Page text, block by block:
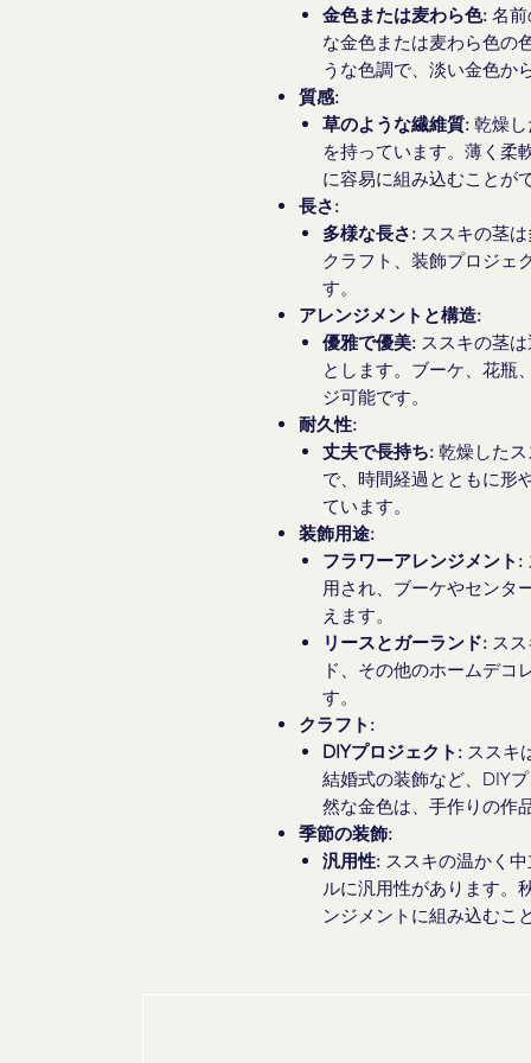
金色または麦わら色: 名
な金色または麦わら色の
うな色調で、淡い金色か
質感:
草のような繊維質: 乾燥
を持っています。薄く柔
に容易に組み込むことが
長さ:
多様な長さ: ススキの茎
クラフト、装飾プロジェ
す。
アレンジメントと構造:
優雅で優美: ススキの茎
とします。ブーケ、花瓶
ジ可能です。
耐久性:
丈夫で長持ち: 乾燥した
で、時間経過とともに形
ています。
装飾用途:
フラワーアレンジメント:
用され、ブーケやセンタ
えます。
リースとガーランド: ス
ド、その他のホームデコ
す。
クラフト:
DIYプロジェクト: ススキ
結婚式の装飾など、DIY
然な金色は、手作りの作
季節の装飾:
汎用性: ススキの温かく
ルに汎用性があります。
ンジメントに組み込むこ